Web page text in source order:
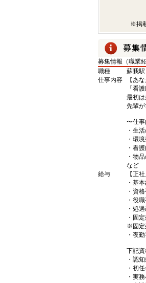
※掲
募集情報（職業紹
職種
蘇我
仕事内容
【あ
「看
最初は
先輩
〜仕
・生
・環
・看
・物
など
給与
【正
・基
・資
・役
・処
・固
※固定
・夜
下記
・認
・初
・実